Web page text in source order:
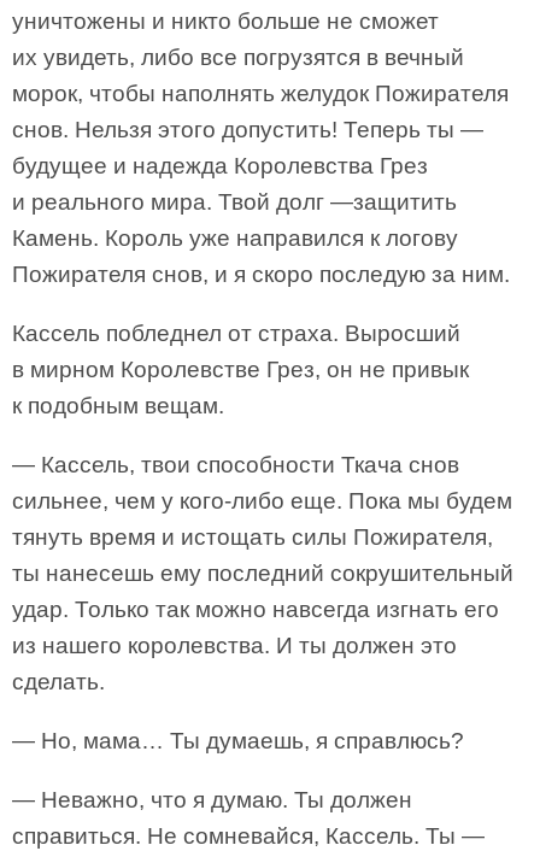
уничтожены и никто больше не сможет
их увидеть, либо все погрузятся в вечный
морок, чтобы наполнять желудок Пожирателя
снов. Нельзя этого допустить! Теперь ты —
будущее и надежда Королевства Грез
и реального мира. Твой долг —защитить
Камень. Король уже направился к логову
Пожирателя снов, и я скоро последую за ним.
Кассель побледнел от страха. Выросший
в мирном Королевстве Грез, он не привык
к подобным вещам.
— Кассель, твои способности Ткача снов
сильнее, чем у кого-либо еще. Пока мы будем
тянуть время и истощать силы Пожирателя,
ты нанесешь ему последний сокрушительный
удар. Только так можно навсегда изгнать его
из нашего королевства. И ты должен это
сделать.
— Но, мама… Ты думаешь, я справлюсь?
— Неважно, что я думаю. Ты должен
справиться. Не сомневайся, Кассель. Ты —